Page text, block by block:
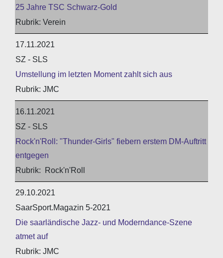
25 Jahre TSC Schwarz-Gold
Verein
17.11.2021
SZ - SLS
Umstellung im letzten Moment zahlt sich aus
JMC
16.11.2021
SZ - SLS
Rock'n'Roll: "Thunder-Girls" fiebern erstem DM-Auftritt
entgegen
Rock'n'Roll
29.10.2021
SaarSport.Magazin 5-2021
Die saarländische Jazz- und Moderndance-Szene
atmet auf
JMC